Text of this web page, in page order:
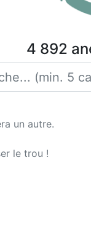
4 892
un autre.
le trou !